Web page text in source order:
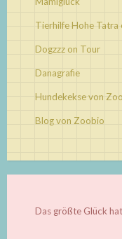
Tierhilfe Hohe Tatra
Dogzzz on Tour
Danagrafie
Hundekekse von
Blog von Zoobio
Das größte Glück